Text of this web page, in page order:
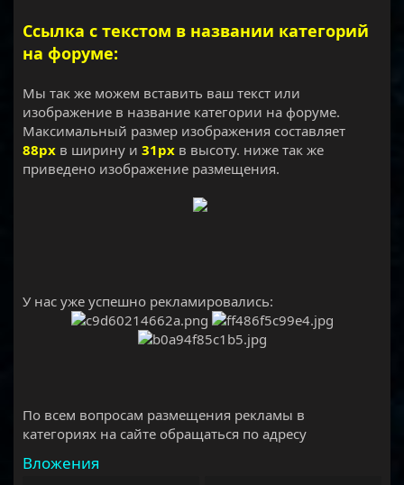
Ссылка с текстом в названии категорий
на форуме:
Мы так же можем вставить ваш текст или
изображение в название категории на форуме.
Максимальный размер изображения составляет
88рх в ширину и 31рх в высоту. ниже так же
приведено изображение размещения.
У нас уже успешно рекламировались:
По всем вопросам размещения рекламы в
категориях на сайте обращаться по адресу
Вложения